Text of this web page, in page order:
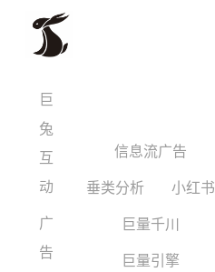
巨
兔
互
动
广
告
信息流广告
垂类分析 小红书
巨量千川
巨量引擎